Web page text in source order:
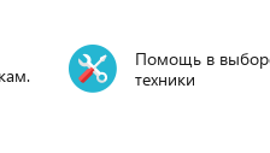
Помощь в
техники